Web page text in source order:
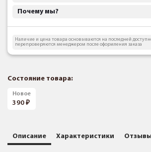
Почему мы?
Наличие и цена товара основываются на последней
перепроверяются менеджером после оформления заказа
Состояние товара:
Новое
390
Описание Характеристики